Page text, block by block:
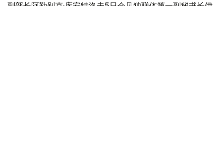
副部长阿勒别克·库安特洛夫5日会见独联体第一副秘书长伊